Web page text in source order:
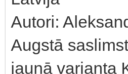
Autori:
Augstā
jaunā varianta